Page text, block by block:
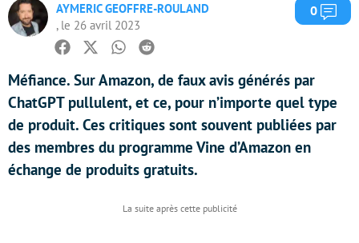
AYMERIC GEOFFRE-ROULAND
, le 26 avril 2023
0
Facebook
TwitterWhatsapp
Reddit
Méfiance. Sur Amazon, de faux avis générés par
ChatGPT pullulent, et ce, pour n’importe quel type
de produit. Ces critiques sont souvent publiées par
des membres du programme Vine d’Amazon en
échange de produits gratuits.